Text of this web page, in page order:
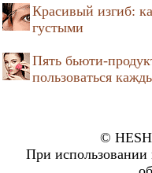
Красивый изгиб:
густыми
Пять бьюти-
пользоваться
©
При использовании